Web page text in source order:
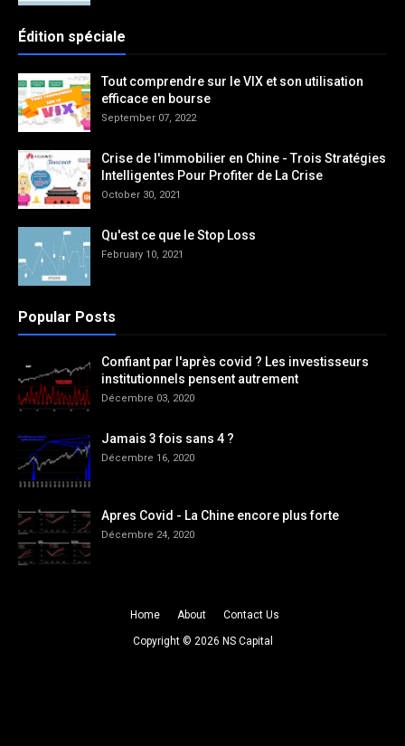
Édition spéciale
Tout comprendre sur le VIX et son utilisation
efficace en bourse
September 07, 2022
Crise de l'immobilier en Chine - Trois Stratégies
Intelligentes Pour Profiter de La Crise
October 30, 2021
Qu'est ce que le Stop Loss
February 10, 2021
Popular Posts
Confiant par l'après covid ? Les investisseurs
institutionnels pensent autrement
Décembre 03, 2020
Jamais 3 fois sans 4 ?
Décembre 16, 2020
Apres Covid - La Chine encore plus forte
Décembre 24, 2020
Home About Contact Us
Copyright © 2026 NS Capital